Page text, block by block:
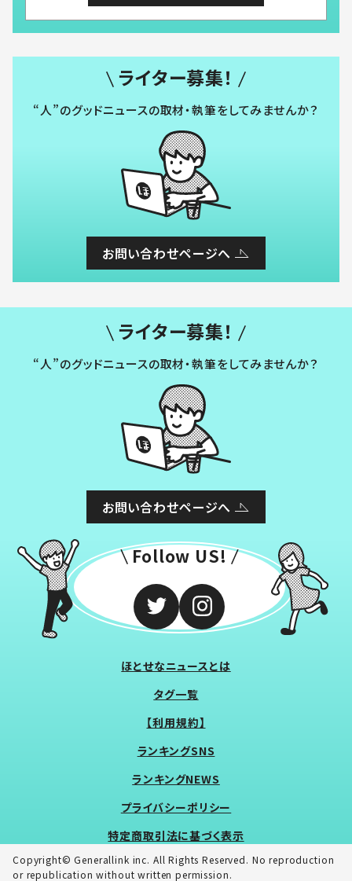
ライター募集！
“人”のグッドニュースの取材・執筆をしてみませんか？
お問い合わせページへ
ライター募集！
“人”のグッドニュースの取材・執筆をしてみませんか？
お問い合わせページへ
Follow US!
ほとせなニュースとは
タグ一覧
【利用規約】
ランキングSNS
ランキングNEWS
プライバシーポリシー
特定商取引法に基づく表示
Copyright© Generallink inc. All Rights Reserved. No reproduction
or republication without written permission.